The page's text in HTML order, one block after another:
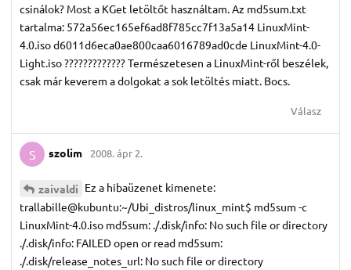
csinálok? Most a KGet letöltőt használtam. Az md5sum.txt
tartalma: 572a56ec165ef6ad8f785cc7f13a5a14 LinuxMint-
4.0.iso d6011d6eca0ae800caa6016789ad0cde LinuxMint-4.0-
Light.iso ????????????? Természetesen a LinuxMint-ről beszélek,
csak már keverem a dolgokat a sok letöltés miatt. Bocs.
Válasz
S szolim 2008. ápr 2.
zaivaldi Ez a hibaüzenet kimenete:
trallabille@kubuntu:~/Ubi_distros/linux_mint$ md5sum -c
LinuxMint-4.0.iso md5sum: ./.disk/info: No such file or directory
./.disk/info: FAILED open or read md5sum:
./.disk/release_notes_url: No such file or directory